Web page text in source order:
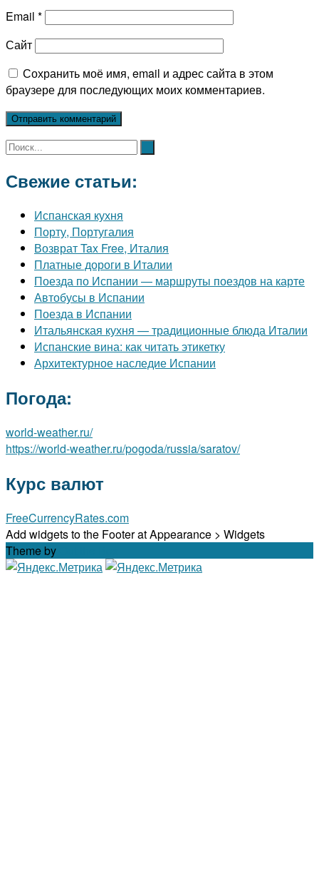
Email *
Сайт
Сохранить моё имя, email и адрес сайта в этом
браузере для последующих моих комментариев.
Свежие статьи:
Испанская кухня
Порту, Португалия
Возврат Tax Free, Италия
Платные дороги в Италии
Поезда по Испании — маршруты поездов на карте
Автобусы в Испании
Поезда в Испании
Итальянская кухня — традиционные блюда Италии
Испанские вина: как читать этикетку
Архитектурное наследие Испании
Погода:
world-weather.ru/
https://world-weather.ru/pogoda/russia/saratov/
Курс валют
FreeCurrencyRates.com
Add widgets to the Footer at Appearance > Widgets
Theme by